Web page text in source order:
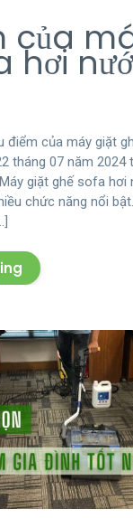
của
hơi
điểm của máy giặt
tháng 07 năm 2024
giặt ghế sofa
chức năng nổi